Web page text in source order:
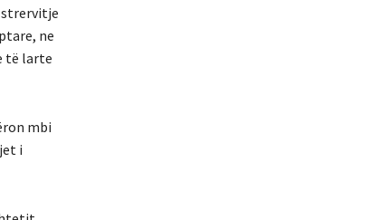
strervitje
ne
të larte
mbi
i